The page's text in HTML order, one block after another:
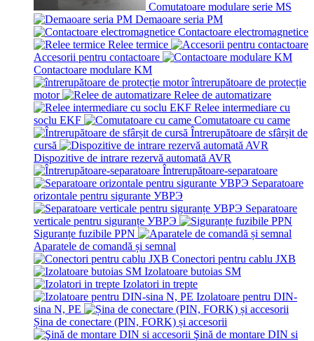
Comutatoare modulare serie MS
Demaoare seria PM
Contactoare electromagnetice
Relee termice
Accesorii pentru contactoare
Contactoare modulare KM
întrerupătoare de protecție
motor
Relee de automatizare
Relee intermediare cu
soclu EKF
Comutatoare cu came
Întrerupătoare de sfârșit de
cursă
Dispozitive de intrare rezervă automată AVR
Întrerupătoare-separatoare
Separatoare
orizontale pentru sigurante УВРЭ
Separatoare
verticale pentru siguranțe УВРЭ
Siguranțe fuzibile PPN
Aparatele de comandă și semnal
Conectori pentru cablu JXB
Izolatoare butoias SM
Izolatori in trepte
Izolatoare pentru DIN-
sina N, PE
Șina de conectare (PIN, FORK) și accesorii
Şină de montare DIN si